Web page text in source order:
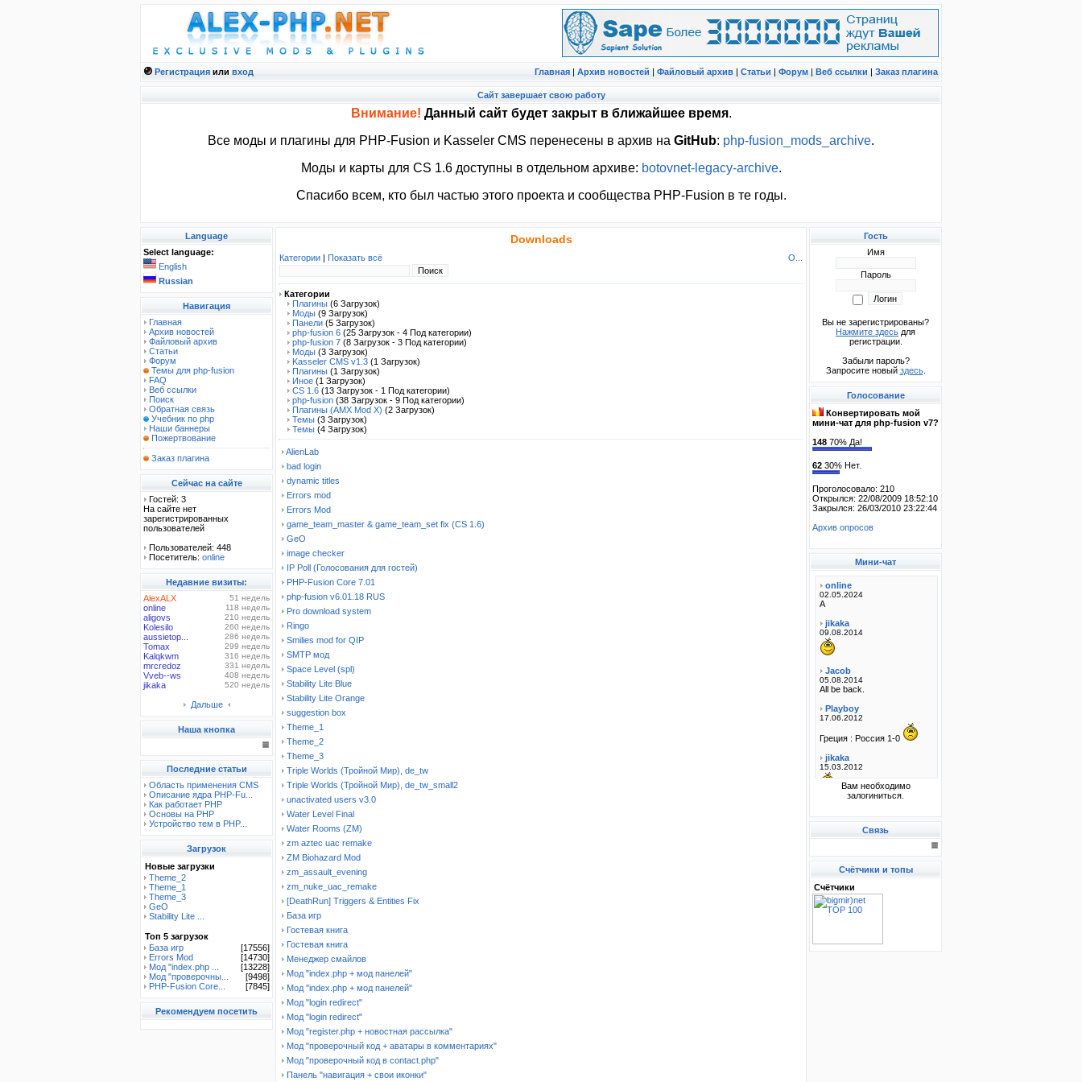
Регистрация или вход Главная | Архив новостей | Файловый архив | Статьи | Форум | Веб ссылки | Заказ плагина
Cайт завершает свою работу
Внимание! Данный сайт будет закрыт в ближайшее время.
Все моды и плагины для PHP-Fusion и Kasseler CMS перенесены в архив на GitHub: php-fusion_mods_archive.
Моды и карты для CS 1.6 доступны в отдельном архиве: botovnet-legacy-archive.
Спасибо всем, кто был частью этого проекта и сообщества PHP-Fusion в те годы.
Language
Select language:
English
Russian
Навигация
Главная
Архив новостей
Файловый архив
Статьи
Форум
Темы для php-fusion
FAQ
Веб ссылки
Поиск
Обратная связь
Учебник по php
Наши баннеры
Пожертвование
Заказ плагина
Сейчас на сайте
Гостей: 3
На сайте нет
зарегистрированных
пользователей
Пользователей: 448
Посетитель: online
Недавние визиты:
AlexALX
51 недель
online 118 недель
aligovs 210 недель
Kolesilo 260 недель
aussietop... 286 недель
Tomax 299 недель
Kalqkwm 316 недель
mrcredoz 331 недель
Vveb--ws 408 недель
jikaka 520 недель
Дальше
Наша кнопка
Последние статьи
Область применения CMS
Описание ядра PHP-Fu...
Как работает PHP
Основы на PHP
Устройство тем в PHP...
Загрузок
Новые загрузки
Theme_2
Theme_1
Theme_3
GeO
Stability Lite ...
Топ 5 загрузок
База игр
[17556]
Errors Mod
[14730]
Мод "index.php ...
[13228]
Мод "проверочны...
[9498]
PHP-Fusion Core...
[7845]
Рекомендуем посетить
Downloads
Категории | Показать всё О...
Категории
Плагины (6 Загрузок)
Моды (9 Загрузок)
Панели (5 Загрузок)
php-fusion 6 (25 Загрузок - 4 Под категории)
php-fusion 7 (8 Загрузок - 3 Под категории)
Моды (3 Загрузок)
Kasseler CMS v1.3 (1 Загрузок)
Плагины (1 Загрузок)
Иное (1 Загрузок)
CS 1.6 (13 Загрузок - 1 Под категории)
php-fusion (38 Загрузок - 9 Под категории)
Плагины (AMX Mod X) (2 Загрузок)
Темы (3 Загрузок)
Темы (4 Загрузок)
AlienLab
bad login
dynamic titles
Errors mod
Errors Mod
game_team_master & game_team_set fix (CS 1.6)
GeO
image checker
IP Poll (Голосования для гостей)
PHP-Fusion Core 7.01
php-fusion v6.01.18 RUS
Pro download system
Ringo
Smilies mod for QIP
SMTP мод
Space Level (spl)
Stability Lite Blue
Stability Lite Orange
suggestion box
Theme_1
Theme_2
Theme_3
Triple Worlds (Тройной Мир), de_tw
Triple Worlds (Тройной Мир), de_tw_small2
unactivated users v3.0
Water Level Final
Water Rooms (ZM)
zm aztec uac remake
ZM Biohazard Mod
zm_assault_evening
zm_nuke_uac_remake
[DeathRun] Triggers & Entities Fix
База игр
Гостевая книга
Гостевая книга
Менеджер смайлов
Мод "index.php + мод панелей"
Мод "index.php + мод панелей"
Мод "login redirect"
Мод "login redirect"
Мод "register.php + новостная рассылка"
Мод "проверочный код + аватары в комментариях"
Мод "проверочный код в contact.php"
Панель "навигация + свои иконки"
Гость
Имя
Пароль
Вы не зарегистрированы?
Нажмите здесь для
регистрации.
Забыли пароль?
Запросите новый здесь.
Голосование
Конвертировать мой
мини-чат для php-fusion v7?
148 70% Да!
62 30% Нет.
Проголосовало: 210
Открылся: 22/08/2009 18:52:10
Закрылся: 26/03/2010 23:22:44
Архив опросов
Мини-чат
Вам необходимо
залогиниться.
Связь
Счётчики и топы
Счётчики